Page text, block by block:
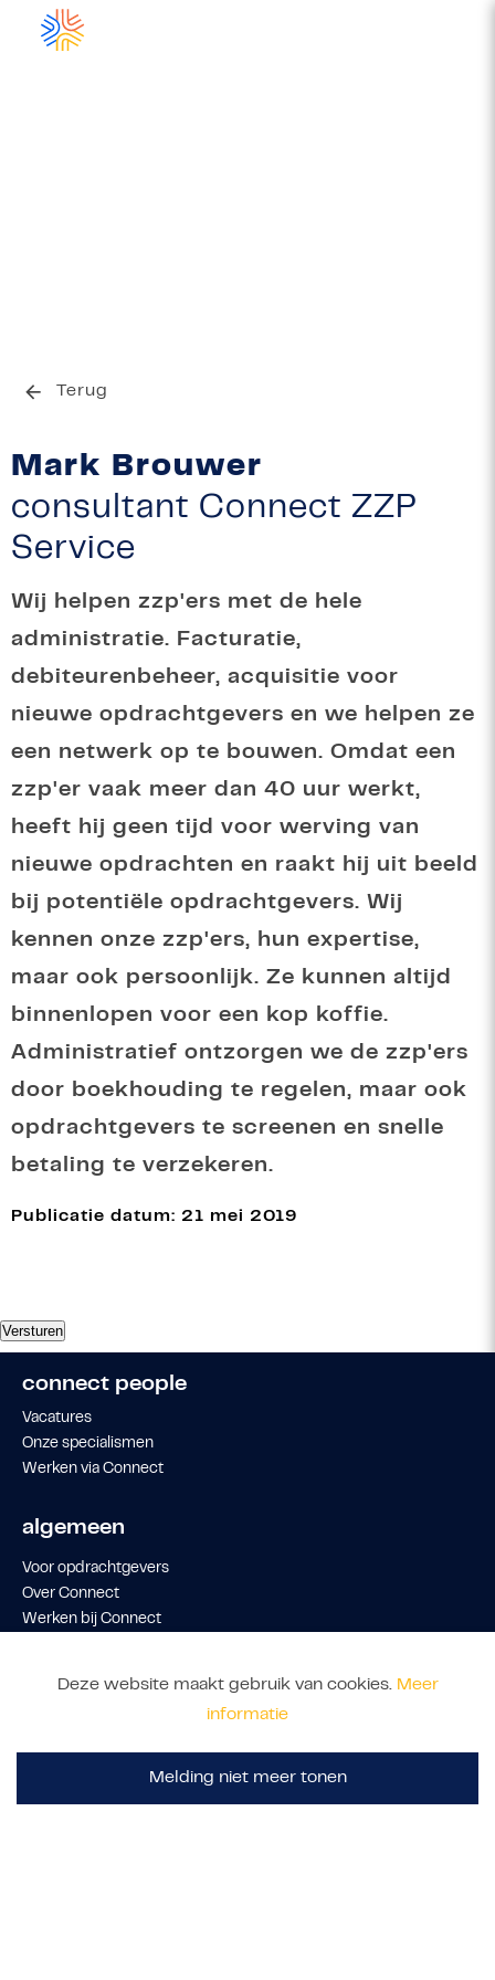
Deze website maakt gebruik van cookies. Meer
informatie
Melding niet meer tonen
Terug
Mark Brouwer
consultant Connect ZZP
Service
Wij helpen zzp'ers met de hele
administratie. Facturatie,
debiteurenbeheer, acquisitie voor
nieuwe opdrachtgevers en we helpen ze
een netwerk op te bouwen. Omdat een
zzp'er vaak meer dan 40 uur werkt,
heeft hij geen tijd voor werving van
nieuwe opdrachten en raakt hij uit beeld
bij potentiële opdrachtgevers. Wij
kennen onze zzp'ers, hun expertise,
maar ook persoonlijk. Ze kunnen altijd
binnenlopen voor een kop koffie.
Administratief ontzorgen we de zzp'ers
door boekhouding te regelen, maar ook
opdrachtgevers te screenen en snelle
betaling te verzekeren.
Publicatie datum: 21 mei 2019
connect people
Vacatures
Onze specialismen
Werken via Connect
algemeen
Voor opdrachtgevers
Over Connect
Werken bij Connect